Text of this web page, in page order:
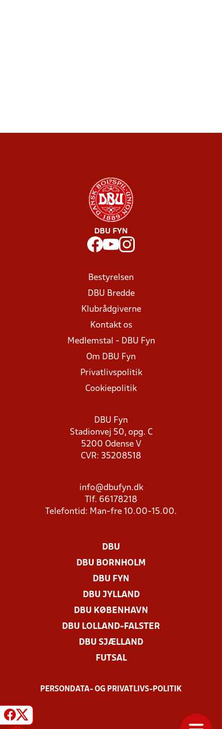
DBU FYN
Bestyrelsen
DBU Bredde
Klubrådgiverne
Kontakt os
Medlemstal - DBU Fyn
Om DBU Fyn
Privatlivspolitik
Cookiepolitik
DBU Fyn
Stadionvej 50, opg. C
5200 Odense V
CVR: 35208518
info@dbufyn.dk
Tlf. 66178218
Telefontid: Man-fre 10.00-15.00.
DBU
DBU BORNHOLM
DBU FYN
DBU JYLLAND
DBU KØBENHAVN
DBU LOLLAND-FALSTER
DBU SJÆLLAND
FUTSAL
PERSONDATA- OG PRIVATLIVS-POLITIK